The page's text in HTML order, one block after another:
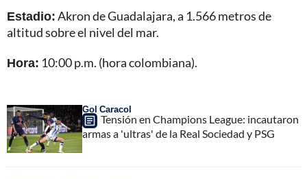
Estadio:Akron de Guadalajara, a 1.566 metros de
altitud sobre el nivel del mar.
Hora: 10:00 p.m. (hora colombiana).
Gol Caracol
Tensión en Champions League: incautaron
armas a 'ultras' de la Real Sociedad y PSG